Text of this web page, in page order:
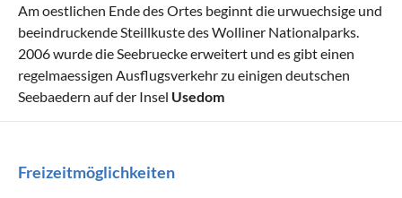
Am oestlichen Ende des Ortes beginnt die urwuechsige und
beeindruckende Steillkuste des Wolliner Nationalparks.
2006 wurde die Seebruecke erweitert und es gibt einen
regelmaessigen Ausflugsverkehr zu einigen deutschen
Seebaedern auf der Insel Usedom
Freizeitmöglichkeiten